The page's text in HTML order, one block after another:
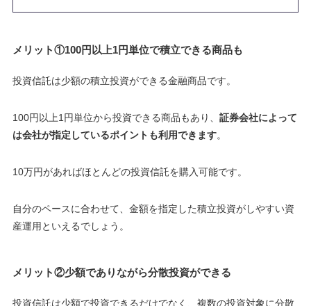
メリット①100円以上1円単位で積立できる商品も
投資信託は少額の積立投資ができる金融商品です。
100円以上1円単位から投資できる商品もあり、 証券会社によって
は会社が指定しているポイントも利用できます。
10万円があればほとんどの投資信託を購入可能です。
自分のペースに合わせて、金額を指定した積立投資がしやすい資
産運用といえるでしょう 。
メリット②少額でありながら分散投資ができる
投資信託は少額で投資できるだけでなく、複数の投資対象に分散